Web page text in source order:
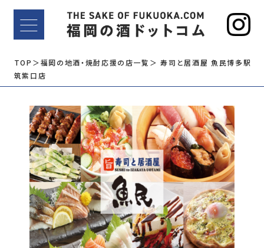
TOP ＞福岡の地酒・焼酎応援の店一覧 ＞ 寿司と居酒屋 魚民博多駅
筑紫口店